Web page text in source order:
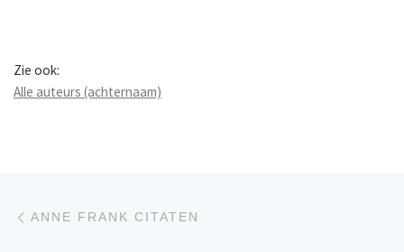
Zie ook:
Alle auteurs (achternaam)
Berichtnavigatie
ANNE FRANK CITATEN